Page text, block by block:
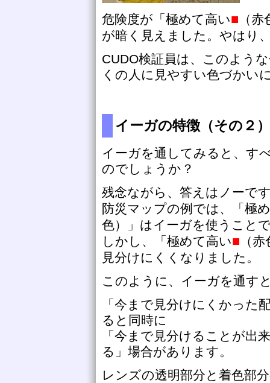
危険度が「極めて高い■ （
が暗く見えました。やはり
CUDO検証員は、このよう
くの人に見やすい色づかい
イーガの特徴（その２
イーガを通してみると、す
のでしょうか？
残念ながら、答えはノーで
防災マップの例では、「極
色）」はイーガを使うこと
しかし、「極めて高い■ （
見分けにくくなりました。
このように、イーガを通す
「今まで見分けにくかった
ると同時に
「今まで見分けることが出
る」場合があります。
レンズの透明部分と着色部